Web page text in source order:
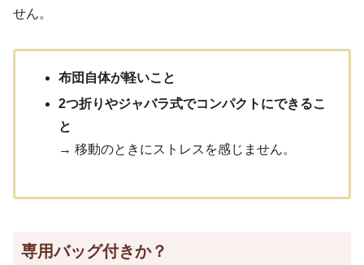
せん。
布団自体が軽いこと
2つ折りやジャバラ式でコンパクトにできるこ
と
→ 移動のときにストレスを感じません。
専用バッグ付きか？